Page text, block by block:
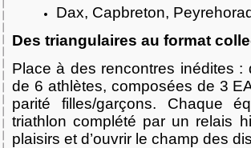
Dax, Capbreton,
Des triangulaires au format
Place à des rencontres inédites :
de 6 athlètes, composées de 3
parité filles/garçons. Chaque
triathlon complété par un relais
plaisirs et d’ouvrir le champ des